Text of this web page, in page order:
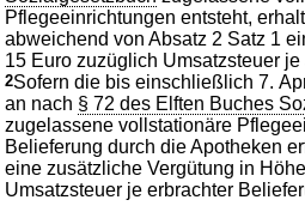
Pflegeeinrichtungen entsteht,
abweichend von Absatz 2 Satz 1
15 Euro zuzüglich Umsatzsteuer
2Sofern die bis einschließlich 7.
an nach § 72 des Elften Buches
zugelassene vollstationäre
Belieferung durch die Apotheken
eine zusätzliche Vergütung in
Umsatzsteuer je erbrachter